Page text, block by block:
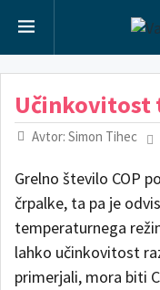
Učinkovitost
Avtor: Simon Tihec
Grelno število COP
črpalke, ta pa je
temperaturnega
lahko učinkovitost
primerjali, mora biti